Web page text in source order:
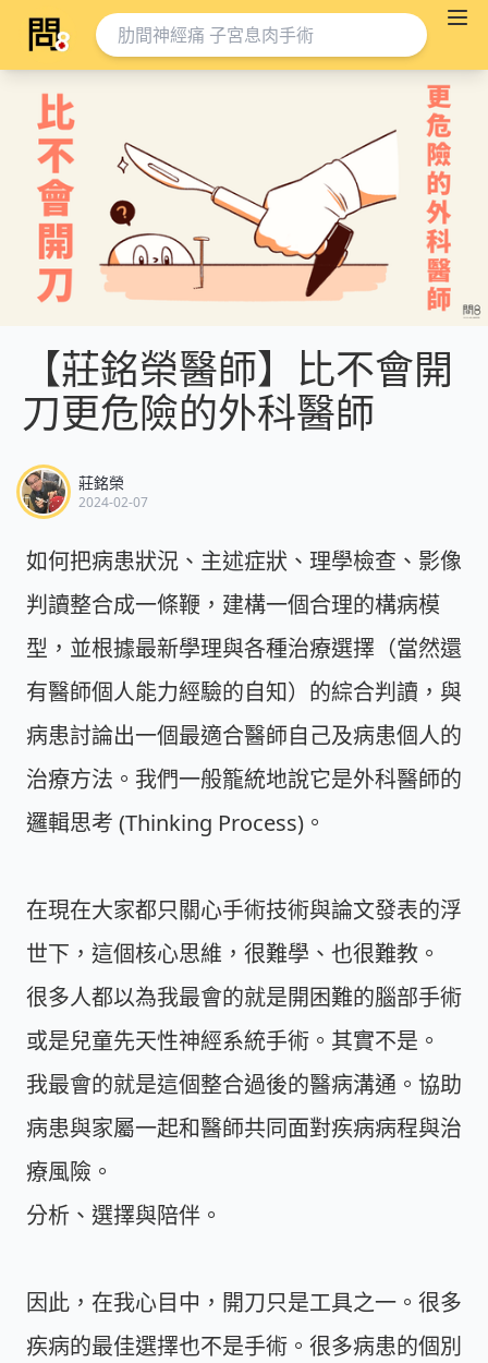
【莊銘榮醫師】比不會開
刀更危險的外科醫師
莊銘榮
2024-02-07
如何把病患狀況、主述症狀、理學檢查、影像
判讀整合成一條鞭，建構一個合理的構病模
型，並根據最新學理與各種治療選擇（當然還
有醫師個人能力經驗的自知）的綜合判讀，與
病患討論出一個最適合醫師自己及病患個人的
治療方法。我們一般籠統地說它是外科醫師的
邏輯思考 (Thinking Process)。
在現在大家都只關心手術技術與論文發表的浮
世下，這個核心思維，很難學、也很難教。
很多人都以為我最會的就是開困難的腦部手術
或是兒童先天性神經系統手術。其實不是。
我最會的就是這個整合過後的醫病溝通。協助
病患與家屬一起和醫師共同面對疾病病程與治
療風險。
分析、選擇與陪伴。
因此，在我心目中，開刀只是工具之一。很多
疾病的最佳選擇也不是手術。很多病患的個別